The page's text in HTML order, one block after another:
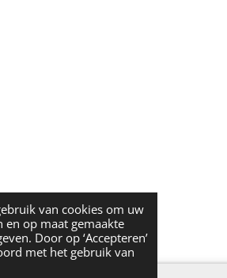
van cookies om uw
en op maat gemaakte
Door op ‘Accepteren’
met het gebruik van